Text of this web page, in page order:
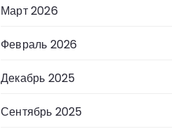
Март 2026
Февраль 2026
Декабрь 2025
Сентябрь 2025